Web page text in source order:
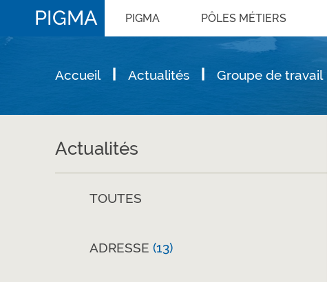
PIGMA PIGMA PÔLES MÉTIERS
Accueil Actualités Groupe de travail
Actualités
TOUTES
ADRESSE (13)